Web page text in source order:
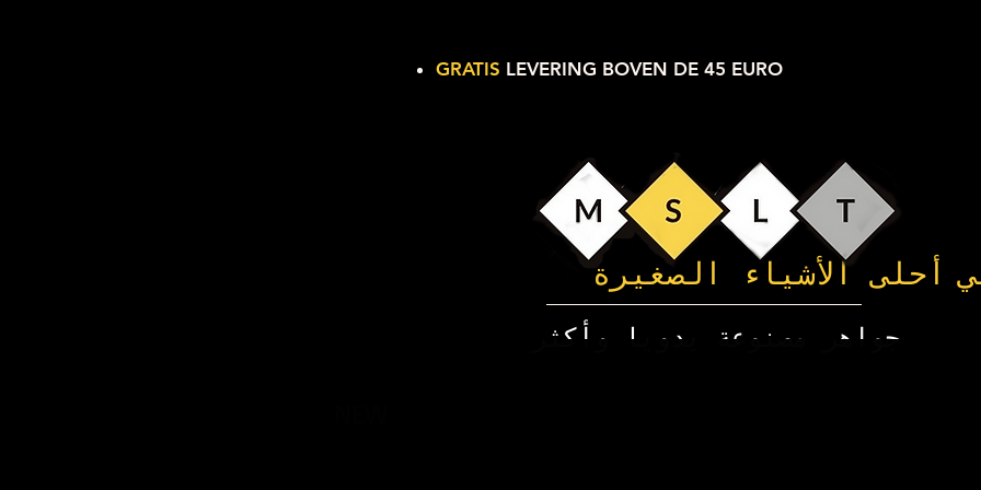
GRATIS LEVERING BOVEN DE 45 EURO
أحلى الأشياء الصغيرة
جواهر مصنوعة يدويا وأكثر